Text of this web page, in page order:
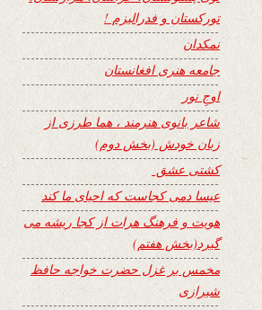
تورکستان و فدرالیزم !
نمکدان
جامعه هنری افغانستان
اوجِ نور
شاعر بانوی هنرمند ، هما طرزی از
زبان خودش (بخش دوم)
کشتی عشق
عیسا دمی کجاست که احیای ما کند
هویت و فرهنگ هرات از کجا ریشه می
گیرد(بخش هفتم)
مخمس بر غزل حضرت خواجه حافظ
شیرازی